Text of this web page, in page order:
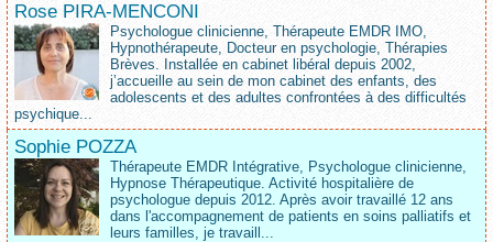
Rose PIRA-MENCONI
Psychologue clinicienne, Thérapeute EMDR IMO,
Hypnothérapeute, Docteur en psychologie, Thérapies
Brèves. Installée en cabinet libéral depuis 2002,
j’accueille au sein de mon cabinet des enfants, des
adolescents et des adultes confrontées à des difficultés
psychique...
Sophie POZZA
Thérapeute EMDR Intégrative, Psychologue clinicienne,
Hypnose Thérapeutique. Activité hospitalière de
psychologue depuis 2012. Après avoir travaillé 12 ans
dans l'accompagnement de patients en soins palliatifs et
leurs familles, je travaill...